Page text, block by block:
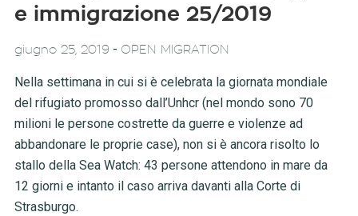
e immigrazione 25/2019
giugno 25, 2019 - OPEN MIGRATION
Nella settimana in cui si è celebrata la giornata mondiale
del rifugiato promosso dall’Unhcr (nel mondo sono 70
milioni le persone costrette da guerre e violenze ad
abbandonare le proprie case), non si è ancora risolto lo
stallo della Sea Watch: 43 persone attendono in mare da
12 giorni e intanto il caso arriva davanti alla Corte di
Strasburgo.